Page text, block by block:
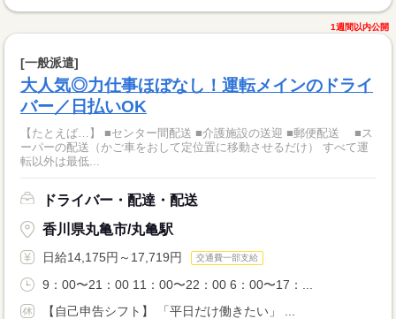
1週間以内公開
[一般派遣]
大人気◎力仕事ほぼなし！運転メインのドライ
バー／日払いOK
【たとえば…】 ■センター間配送 ■介護施設の送迎 ■郵便配送 ■ス
ーパーの配送（かご車をおして定位置に移動させるだけ） すべて運
転以外は最低...
ドライバー・配達・配送
香川県丸亀市/丸亀駅
日給14,175円～17,719円 交通費一部支給
9：00〜21：00 11：00〜22：00 6：00〜17：...
【自己申告シフト】 「平日だけ働きたい」 ...